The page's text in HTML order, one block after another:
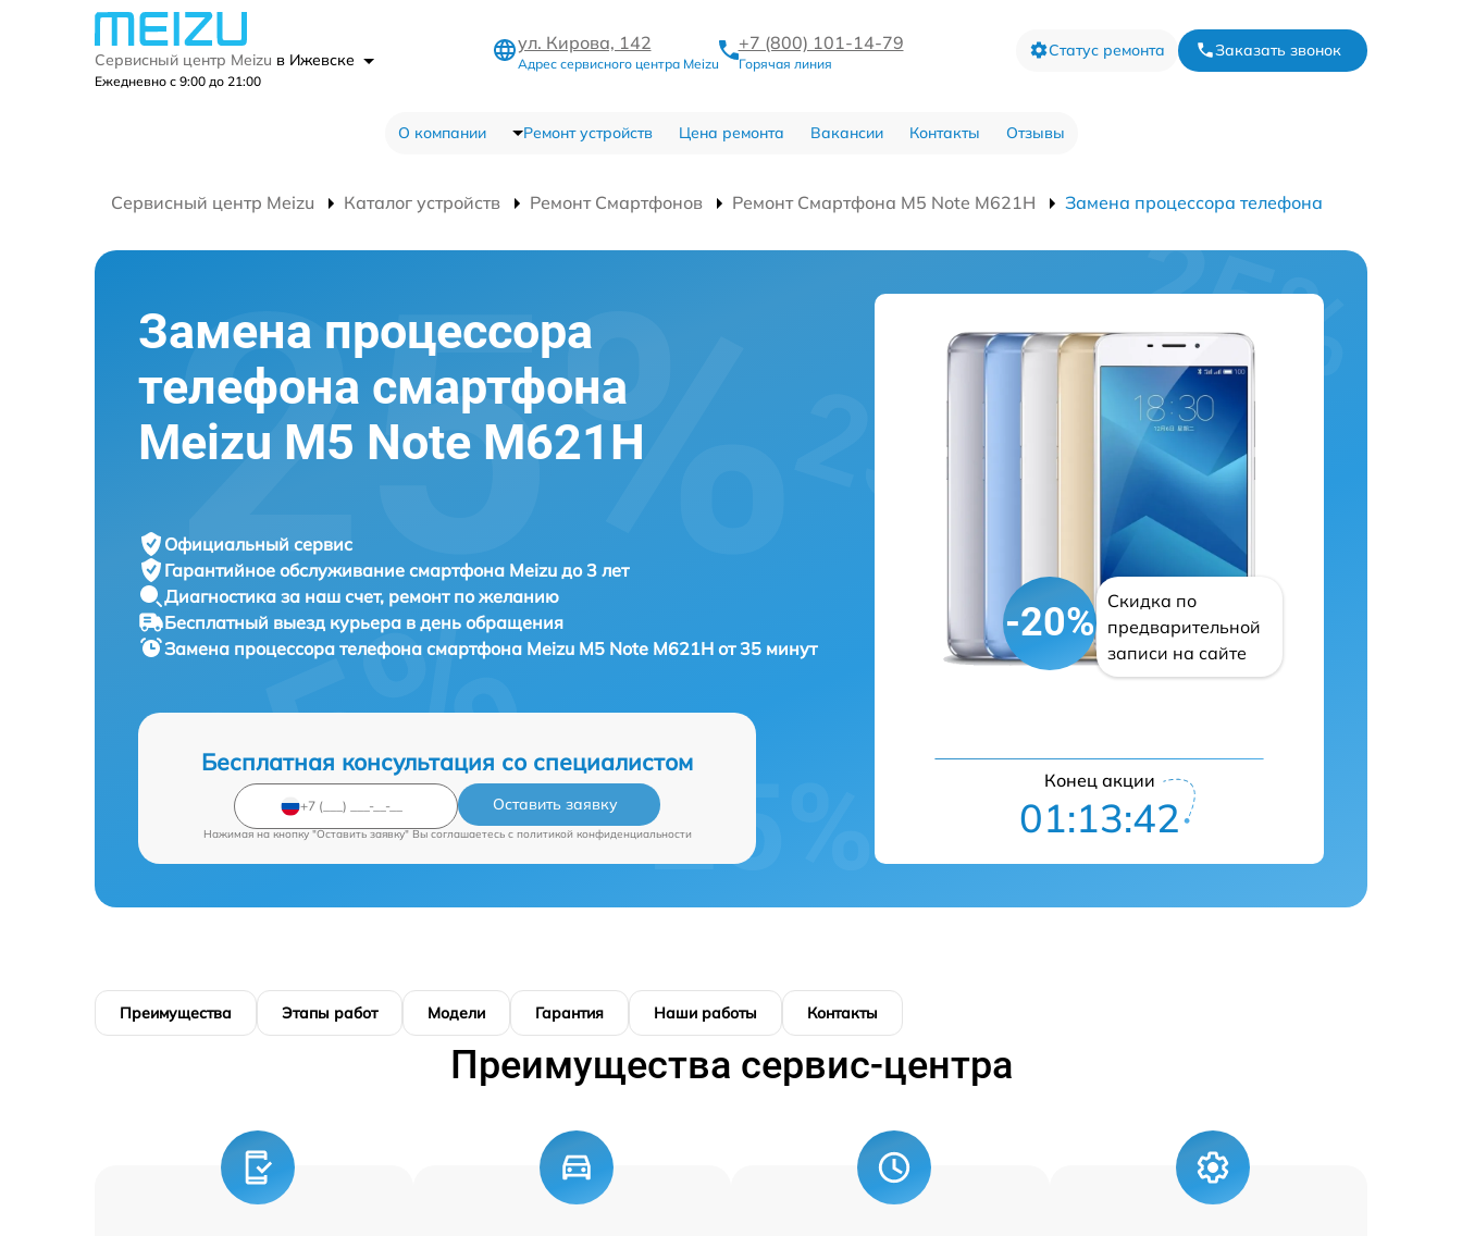
Сервисный центр Meizu в Ижевске
Ежедневно с 9:00 до 21:00
ул. Кирова, 142
Адрес сервисного центра Meizu
+7 (800) 101-14-79
Горячая линия
Статус ремонта Заказать звонок
О компании Ремонт устройств Цена ремонта Вакансии Контакты Отзывы
Сервисный центр Meizu Каталог устройств Ремонт Смартфонов Ремонт Смартфона M5 Note M621H Замена процессора телефона
Замена процессора
телефона смартфона
Meizu M5 Note M621H
Официальный сервис
Гарантийное обслуживание смартфона Meizu до 3 лет
Диагностика за наш счет, ремонт по желанию
Бесплатный выезд курьера в день обращения
Замена процессора телефона смартфона Meizu M5 Note M621H от 35 минут
Бесплатная консультация со специалистом
Оставить заявку
Нажимая на кнопку "Оставить заявку" Вы соглашаетесь c политикой конфиденциальности
-20%
Скидка по
предварительной
записи на сайте
Конец акции
01:13:41
Преимущества Этапы работ Модели Гарантия Наши работы Контакты
Преимущества сервис-центра